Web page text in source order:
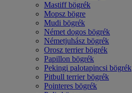
Mastiff bögrék
Mopsz bögre
Mudi bögrék
Német dogos bögrék
Németjuhász bögrék
Orosz terrier bögrék
Papillon bögrék
Pekingi palotapincsi bögrék
Pitbull terrier bögrék
Pointeres bögrék